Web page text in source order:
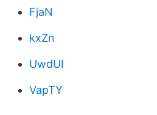
FjaN
kxZn
UwdUI
VapTY